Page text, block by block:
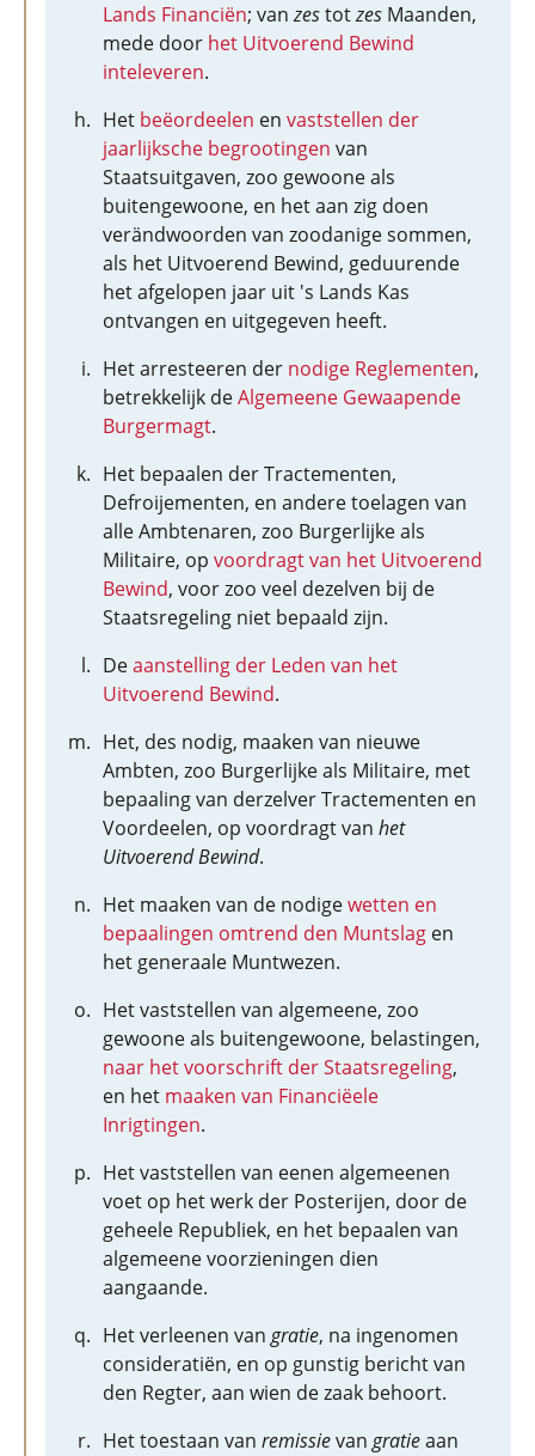
Lands Financiën; vanzestotzes Maanden,
mede door het Uitvoerend Bewind
inteleveren.
Het beëordeelen en vaststellen der
jaarlijksche begrootingen van
Staatsuitgaven, zoo gewoone als
buitengewoone, en het aan zig doen
verändwoorden van zoodanige sommen,
als het Uitvoerend Bewind, geduurende
het afgelopen jaar uit 's Lands Kas
ontvangen en uitgegeven heeft.
Het arresteeren der nodige Reglementen,
betrekkelijk deAlgemeene Gewaapende
Burgermagt.
Het bepaalen der Tractementen,
Defroijementen, en andere toelagen van
alle Ambtenaren, zoo Burgerlijke als
Militaire, op voordragt van het Uitvoerend
Bewind, voor zoo veel dezelven bij de
Staatsregeling niet bepaald zijn.
Deaanstelling der Leden van het
Uitvoerend Bewind.
Het, des nodig, maaken van nieuwe
Ambten, zoo Burgerlijke als Militaire, met
bepaaling van derzelver Tractementen en
Voordeelen, op voordragt van het
Uitvoerend Bewind.
Het maaken van de nodigewetten en
bepaalingen omtrend den Muntslag en
het generaale Muntwezen.
Het vaststellen van algemeene, zoo
gewoone als buitengewoone, belastingen,
naar het voorschrift der Staatsregeling,
en het maaken van Financiëele
Inrigtingen.
Het vaststellen van eenen algemeenen
voet op het werk der Posterijen, door de
geheele Republiek, en het bepaalen van
algemeene voorzieningen dien
aangaande.
Het verleenen van gratie, na ingenomen
consideratiën, en op gunstig bericht van
den Regter, aan wien de zaak behoort.
Het toestaan van remissievan gratieaan